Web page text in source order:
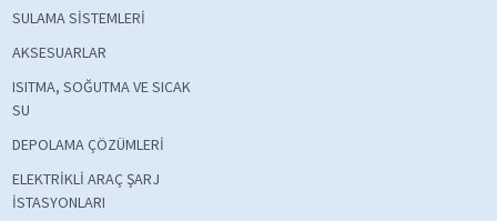
SULAMA SİSTEMLERİ
AKSESUARLAR
ISITMA, SOĞUTMA VE SICAK
SU
DEPOLAMA ÇÖZÜMLERİ
ELEKTRİKLİ ARAÇ ŞARJ
İSTASYONLARI